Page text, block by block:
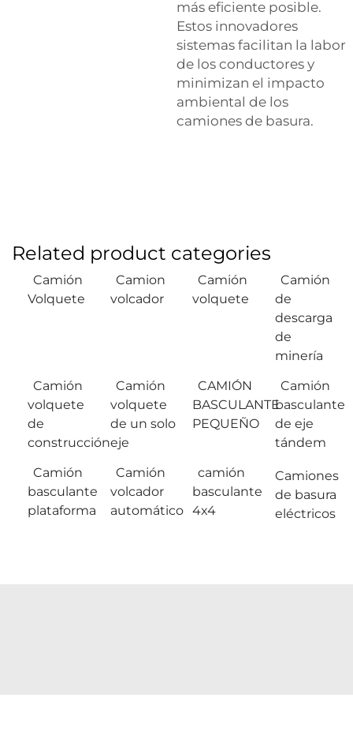
más eficiente posible.
Estos innovadores
sistemas facilitan la labor
de los conductores y
minimizan el impacto
ambiental de los
camiones de basura.
Related product categories
Camión
Volquete
Camion
volcador
Camión
volquete
Camión
de
descarga
de
minería
Camión
volquete
de
construcción
Camión
volquete
de un solo
eje
CAMIÓN
BASCULANTE
PEQUEÑO
Camión
basculante
de eje
tándem
Camión
basculante
plataforma
Camión
volcador
automático
camión
basculante
4x4
Camiones
de basura
eléctricos